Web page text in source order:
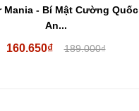
Mania - Bí Mật Cường Quốc
An...
160.650₫ 189.000₫